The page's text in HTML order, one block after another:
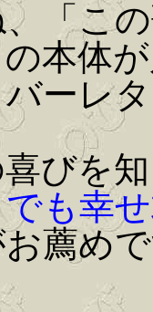
「こ
の本体
ーレ
喜びを
も幸
薦め